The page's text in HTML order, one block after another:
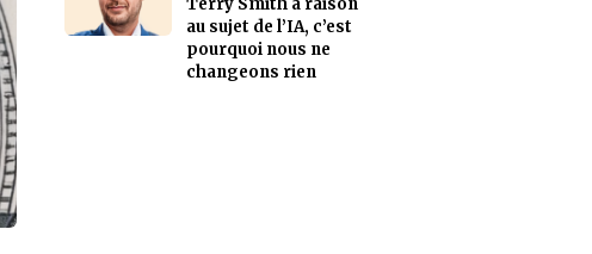
Terry Smith a raison
au sujet de l’IA, c’est
pourquoi nous ne
changeons rien